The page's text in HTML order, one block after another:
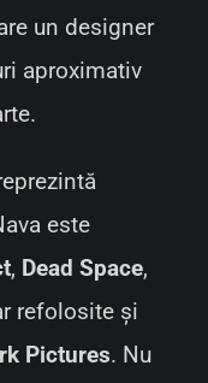
un designer
aproximativ
este
, Dead Space,
refolosite și
Pictures. Nu